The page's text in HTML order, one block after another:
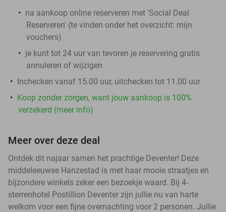
na aankoop online reserveren met 'Social Deal
Reserveren' (te vinden onder het overzicht: mijn
vouchers)
je kunt tot 24 uur van tevoren je reservering gratis
annuleren of wijzigen
Inchecken vanaf 15.00 uur, uitchecken tot 11.00 uur
Koop zonder zorgen, want jouw aankoop is 100%
verzekerd (meer info)
Meer over deze deal
Ontdek dit najaar samen het prachtige Deventer! Deze
middeleeuwse Hanzestad is met haar mooie straatjes en
bijzondere winkels zeker een bezoekje waard. Bij 4-
sterrenhotel Postillion Deventer zijn jullie nu van harte
welkom voor een fijne overnachting voor 2 personen. Jullie